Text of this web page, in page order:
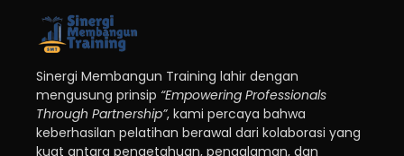
Sinergi Membangun Training lahir dengan
mengusung prinsip “Empowering Professionals
Through Partnership”, kami percaya bahwa
keberhasilan pelatihan berawal dari kolaborasi yang
kuat antara pengetahuan, pengalaman, dan